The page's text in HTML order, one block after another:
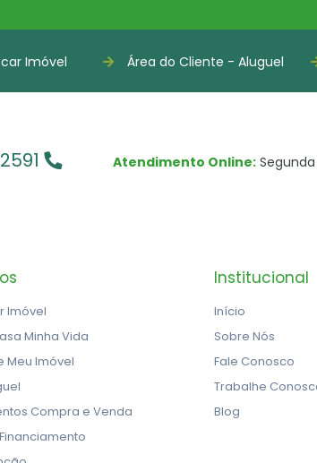
Imóvel Área do Cliente - Aluguel
Atendimento Online:
Imóvel
Minha Vida
Meu Imóvel
Compra e Venda
Institucional
Início
Sobre Nós
Fale Conosco
Trabalhe
Blog